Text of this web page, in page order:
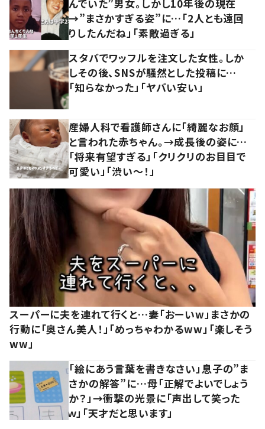
んでいた”男女。しかし10年後の現在
→”まさかすぎる姿”に…「2人とも遠回
りしたんだね」「素敵過ぎる」
スタバでワッフルを注文した女性。しか
しその後、SNSが騒然とした投稿に…
「知らなかった」「ヤバい安い」
産婦人科で看護師さんに「綺麗なお顔」
と言われた赤ちゃん。→成長後の姿に…
「将来有望すぎる」「クリクリのお目目で
可愛い」「渋い～！」
スーパーに夫を連れて行くと…妻「おーいw」まさかの
行動に「奥さん美人！」「めっちゃわかるww」「楽しそう
ww」
「絵にあう言葉を書きなさい」息子の”ま
さかの解答”に…母「正解でよいでしょう
か？」→衝撃の光景に「声出して笑った
ｗ」「天才だと思います」